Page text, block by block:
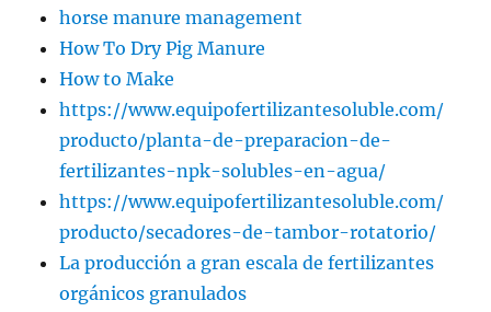
horse manure management
How To Dry Pig Manure
How to Make
https://www.equipofertilizantesoluble.com/
producto/planta-de-preparacion-de-
fertilizantes-npk-solubles-en-agua/
https://www.equipofertilizantesoluble.com/
producto/secadores-de-tambor-rotatorio/
La producción a gran escala de fertilizantes
orgánicos granulados